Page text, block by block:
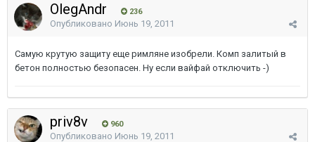
OlegAndr 236
Опубликовано Июнь 19, 2011
Самую крутую защиту еще римляне изобрели. Комп залитый в
бетон полностью безопасен. Ну если вайфай отключить -)
priv8v 960
Опубликовано Июнь 19, 2011